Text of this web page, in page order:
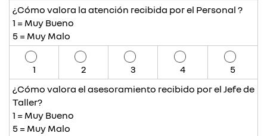
¿Cómo valora la atención recibida por el Personal ?
1 = Muy Bueno
5 = Muy Malo
1 2 3 4
5
¿Cómo valora el asesoramiento recibido por el Jefe de
Taller?
1 = Muy Bueno
5 = Muy Malo